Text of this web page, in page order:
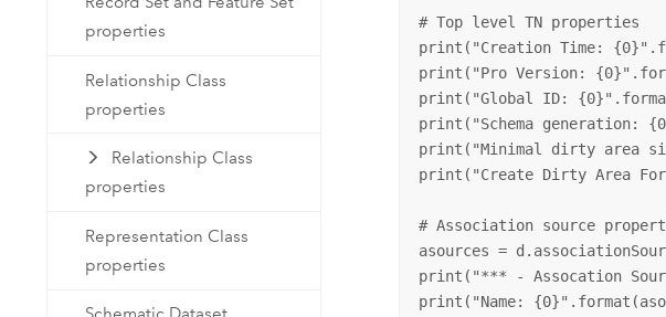
properties
Relationship Class
properties
Relationship Class
properties
Representation Class
properties
# Top level TN properties
print("Creation Time:
print("Pro Version:
print("Global ID:
print("Schema generation:
print("Minimal dirty area
print("Create Dirty Area
# Association source
asources =
print("*** - Assocation
print("Name: